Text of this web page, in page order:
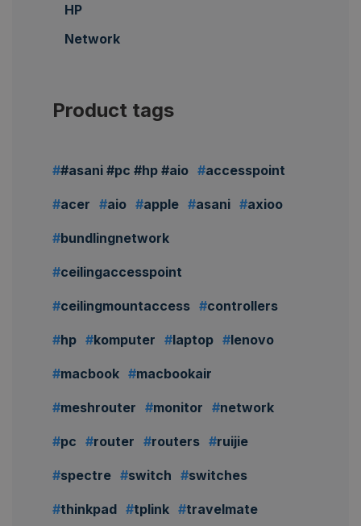
HP
Network
Product tags
#asani #pc #hp #aio accesspoint
acer aio apple asani axioo
bundlingnetwork
ceilingaccesspoint
ceilingmountaccess controllers
hp komputer laptop lenovo
macbook macbookair
meshrouter monitor network
pc router routers ruijie
spectre switch switches
thinkpad tplink travelmate